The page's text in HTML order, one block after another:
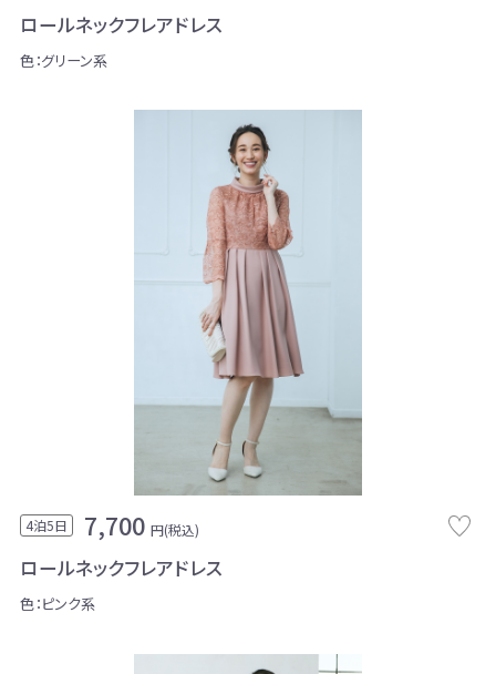
ロールネックフレアドレス
色：グリーン系
4泊5日 7,700 円(税込)
ロールネックフレアドレス
色：ピンク系